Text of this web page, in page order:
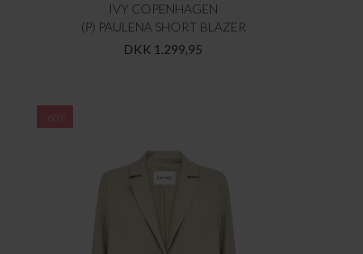
IVY COPENHAGEN
(P) PAULENA SHORT BLAZER
DKK 1.299,95
-60%